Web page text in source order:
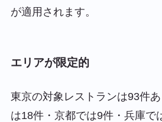
が適用されます。
エリアが限定的
東京の対象レストランは93件
は18件・京都では9件・兵庫で